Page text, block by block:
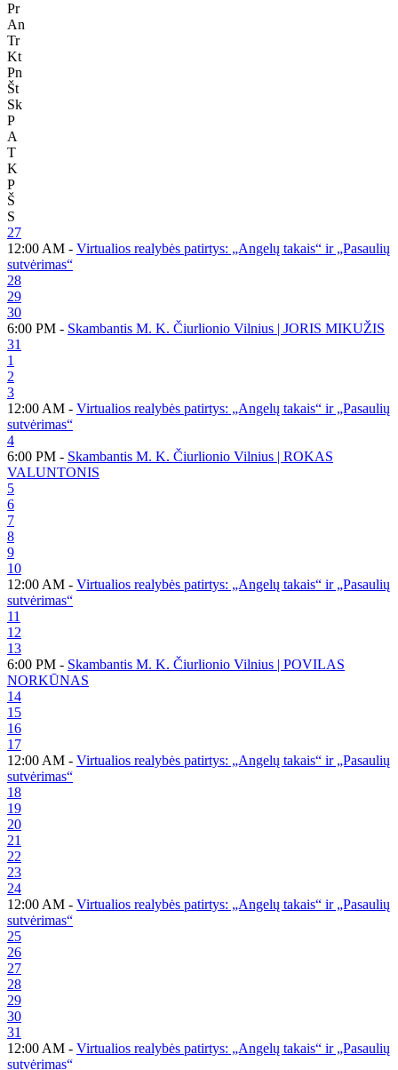
Pr
An
Tr
Kt
Pn
Št
Sk
P
A
T
K
P
Š
S
27
12:00 AM - Virtualios realybės patirtys: „Angelų takais“ ir „Pasaulių
sutvėrimas“
28
29
30
6:00 PM - Skambantis M. K. Čiurlionio Vilnius | JORIS MIKUŽIS
31
1
2
3
12:00 AM - Virtualios realybės patirtys: „Angelų takais“ ir „Pasaulių
sutvėrimas“
4
6:00 PM - Skambantis M. K. Čiurlionio Vilnius | ROKAS
VALUNTONIS
5
6
7
8
9
10
12:00 AM - Virtualios realybės patirtys: „Angelų takais“ ir „Pasaulių
sutvėrimas“
11
12
13
6:00 PM - Skambantis M. K. Čiurlionio Vilnius | POVILAS
NORKŪNAS
14
15
16
17
12:00 AM - Virtualios realybės patirtys: „Angelų takais“ ir „Pasaulių
sutvėrimas“
18
19
20
21
22
23
24
12:00 AM - Virtualios realybės patirtys: „Angelų takais“ ir „Pasaulių
sutvėrimas“
25
26
27
28
29
30
31
12:00 AM - Virtualios realybės patirtys: „Angelų takais“ ir „Pasaulių
sutvėrimas“